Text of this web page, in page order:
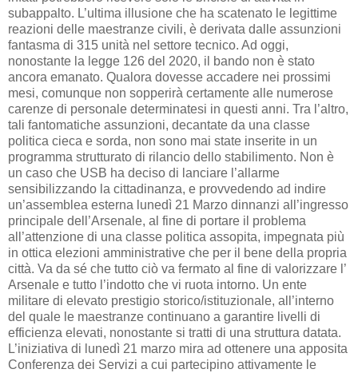
subappalto. L’ultima illusione che ha scatenato le legittime
reazioni delle maestranze civili, è derivata dalle assunzioni
fantasma di 315 unità nel settore tecnico. Ad oggi,
nonostante la legge 126 del 2020, il bando non è stato
ancora emanato. Qualora dovesse accadere nei prossimi
mesi, comunque non sopperirà certamente alle numerose
carenze di personale determinatesi in questi anni. Tra l’altro,
tali fantomatiche assunzioni, decantate da una classe
politica cieca e sorda, non sono mai state inserite in un
programma strutturato di rilancio dello stabilimento. Non è
un caso che USB ha deciso di lanciare l’allarme
sensibilizzando la cittadinanza, e provvedendo ad indire
un’assemblea esterna lunedì 21 Marzo dinnanzi all’ingresso
principale dell’Arsenale, al fine di portare il problema
all’attenzione di una classe politica assopita, impegnata più
in ottica elezioni amministrative che per il bene della propria
città. Va da sé che tutto ciò va fermato al fine di valorizzare l’
Arsenale e tutto l’indotto che vi ruota intorno. Un ente
militare di elevato prestigio storico/istituzionale, all’interno
del quale le maestranze continuano a garantire livelli di
efficienza elevati, nonostante si tratti di una struttura datata.
L’iniziativa di lunedì 21 marzo mira ad ottenere una apposita
Conferenza dei Servizi a cui partecipino attivamente le